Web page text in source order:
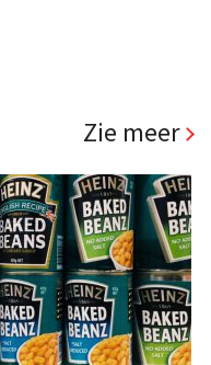
Zie meer